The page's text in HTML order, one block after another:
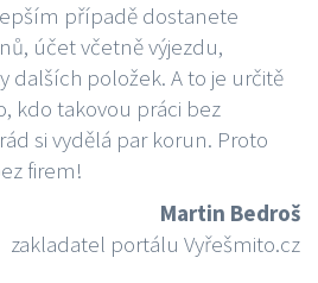
případě dostanete
účet včetně výjezdu,
dalších položek. A to je určitě
kdo takovou práci bez
si vydělá par korun. Proto
firem!
Martin Bedroš
zakladatel portálu Vyřešmito.cz